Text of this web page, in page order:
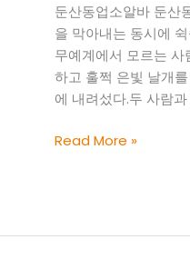
둔산동업소알바 둔산
을 막아내는 동시에
무예계에서 모르는
하고 훌쩍 은빛 날개
에 내려섰다.두 사람
둔
Read More »